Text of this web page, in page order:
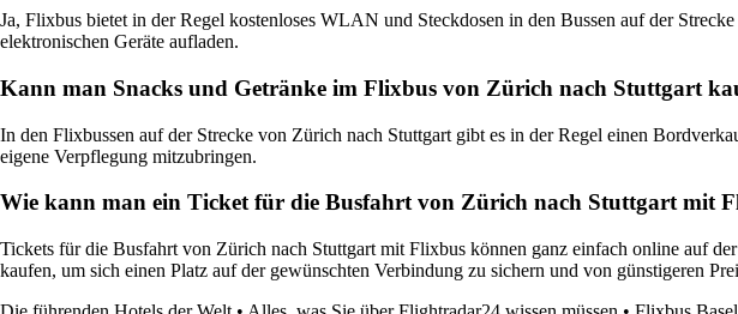
Ja, Flixbus bietet in der Regel kostenloses WLAN und Steckdosen in den Bussen auf der
elektronischen Geräte aufladen.
Kann man Snacks und Getränke im Flixbus von Zürich nach Stuttgart
In den Flixbussen auf der Strecke von Zürich nach Stuttgart gibt es in der Regel einen
eigene Verpflegung mitzubringen.
Wie kann man ein Ticket für die Busfahrt von Zürich nach Stuttgart mit
Tickets für die Busfahrt von Zürich nach Stuttgart mit Flixbus können ganz einfach online auf
kaufen, um sich einen Platz auf der gewünschten Verbindung zu sichern und von günstigeren